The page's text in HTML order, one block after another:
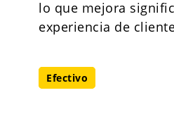
lo que mejora
experiencia de
Efectivo